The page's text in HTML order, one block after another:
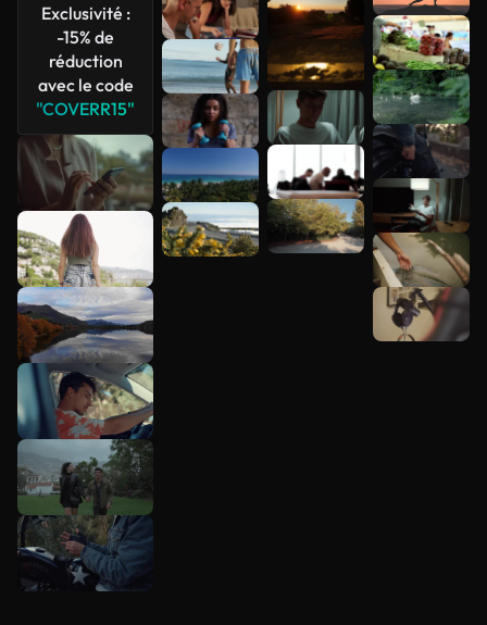
Exclusivité :
-15% de
réduction
avec le code
"COVERR15"
Voir plus